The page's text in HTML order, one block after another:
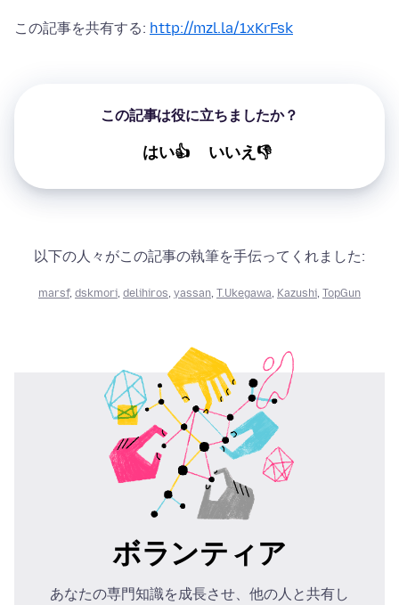
この記事を共有する: http://mzl.la/1xKrFsk
この記事は役に立ちましたか？
はい👍 いいえ👎
以下の人々がこの記事の執筆を手伝ってくれました:
marsf, dskmori, delihiros, yassan, T.Ukegawa, Kazushi, TopGun
ボランティア
あなたの専門知識を成長させ、他の人と共有し